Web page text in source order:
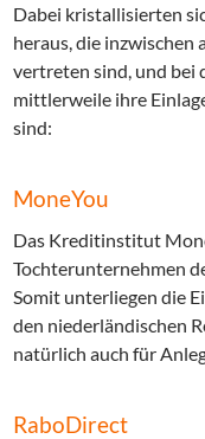
Dabei kristallisierten
heraus, die inzwischen
vertreten sind, und bei
mittlerweile ihre
sind:
MoneYou
Das Kreditinstitut
Tochterunternehmen
Somit unterliegen die
den niederländischen
natürlich auch für
RaboDirect